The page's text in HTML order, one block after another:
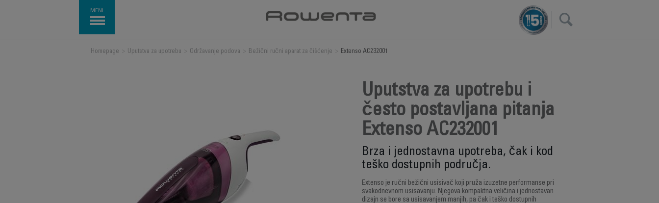
MENI
×
Homepage Uputstva za upotrebu Održavanje podova Bežični ručni aparat za čišćenje Extenso AC232001
Uputstva za upotrebu i
često postavljana pitanja
Extenso AC232001
Brza i jednostavna upotreba, čak i kod
teško dostupnih područja.
Extenso je ručni bežični usisivač koji pruža izuzetne performanse pri
svakodnevnom usisavanju. Njegova kompaktna veličina i jednostavan
dizajn se bore sa usisavanjem manjih, pa čak i teško dostupnih